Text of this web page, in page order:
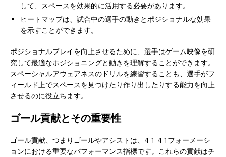
して、スペースを効果的に活用する必要があります。
ヒートマップは、試合中の選手の動きとポジショナルな効果
を示すことができます。
ポジショナルプレイを向上させるために、選手はゲーム映像を研
究して最適なポジショニングと動きを理解することができます。
スペーシャルアウェアネスのドリルを練習することも、選手がフ
ィールド上でスペースを見つけたり作り出したりする能力を向上
させるのに役立ちます。
ゴール貢献とその重要性
ゴール貢献、つまりゴールやアシストは、4-1-4-1フォーメーシ
ョンにおける重要なパフォーマンス指標です。これらの貢献はチ